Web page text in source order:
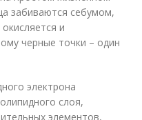
забиваются себумом,
и
черные точки – один
электрона
слоя,
элементов,